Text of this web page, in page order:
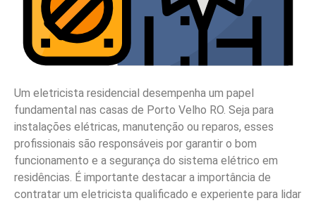
Um eletricista residencial desempenha um papel
fundamental nas casas de Porto Velho RO. Seja para
instalações elétricas, manutenção ou reparos, esses
profissionais são responsáveis por garantir o bom
funcionamento e a segurança do sistema elétrico em
residências. É importante destacar a importância de
contratar um eletricista qualificado e experiente para lidar